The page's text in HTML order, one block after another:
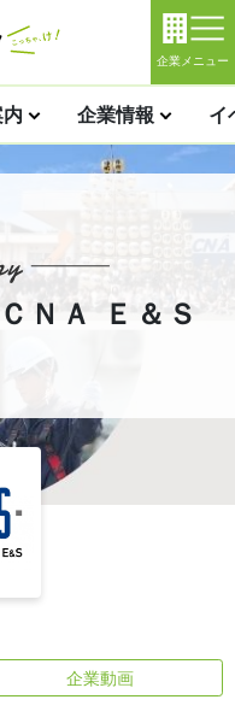
企業メニュー
企業情報 イ
ＮＡ Ｅ＆Ｓ
企業動画